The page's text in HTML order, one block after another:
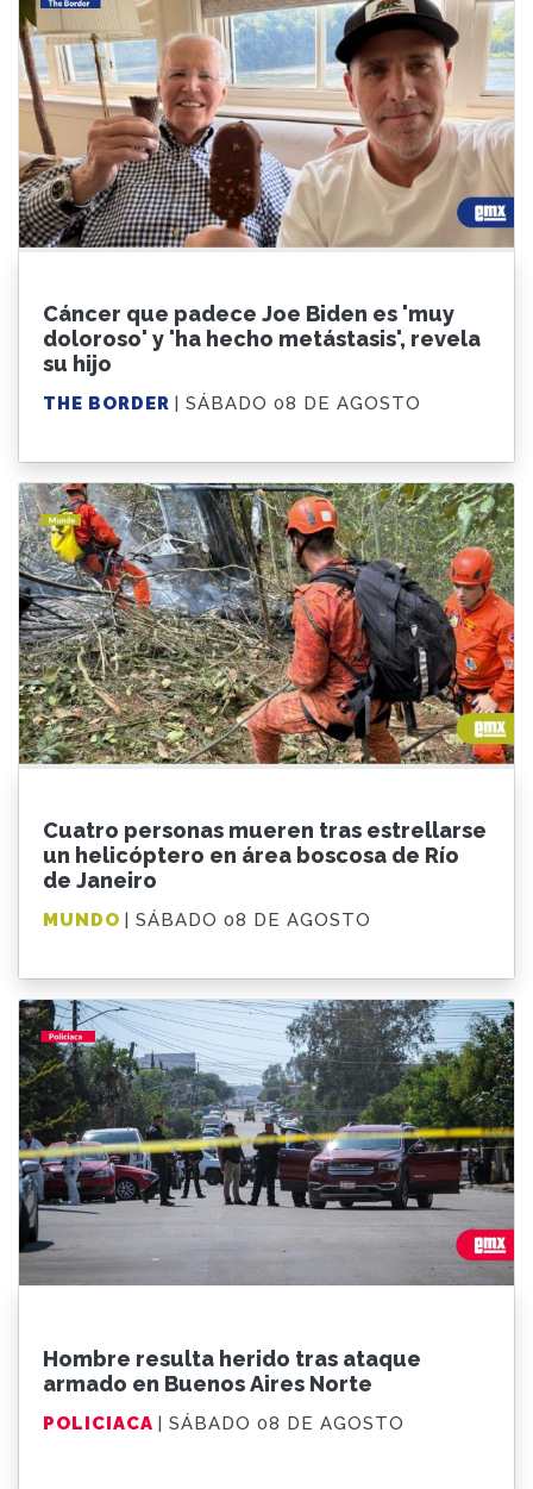
Cáncer que padece Joe Biden es 'muy
doloroso' y 'ha hecho metástasis', revela
su hijo
THE BORDER | SÁBADO 08 DE AGOSTO
Cuatro personas mueren tras estrellarse
un helicóptero en área boscosa de Río
de Janeiro
MUNDO | SÁBADO 08 DE AGOSTO
Hombre resulta herido tras ataque
armado en Buenos Aires Norte
POLICIACA | SÁBADO 08 DE AGOSTO